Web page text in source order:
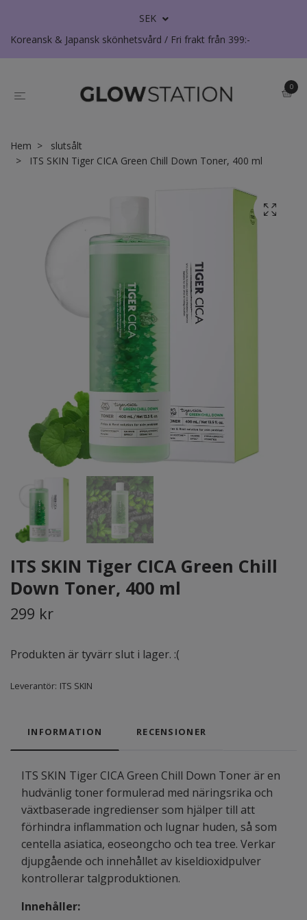
SEK
Koreansk & Japansk skönhetsvård / Fri frakt från 399:-
0
Hem
slutsålt
ITS SKIN Tiger CICA Green Chill Down Toner, 400 ml
ITS SKIN Tiger CICA Green Chill
Down Toner, 400 ml
299 kr
Produkten är tyvärr slut i lager. :(
Leverantör: ITS SKIN
INFORMATION RECENSIONER
ITS SKIN Tiger CICA Green Chill Down Toner är en
hudvänlig toner formulerad med näringsrika och
växtbaserade ingredienser som hjälper till att
förhindra inflammation och lugnar huden, så som
centella asiatica, eoseongcho och tea tree. Verkar
djupgående och innehållet av kiseldioxidpulver
kontrollerar talgproduktionen.
Innehåller: